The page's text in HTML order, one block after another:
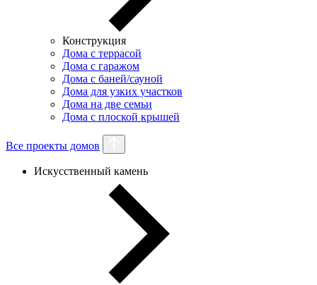
Конструкция
Дома с террасой
Дома с гаражом
Дома с баней/сауной
Дома для узких участков
Дома на две семьи
Дома с плоской крышей
Все проекты домов
Искусственный камень